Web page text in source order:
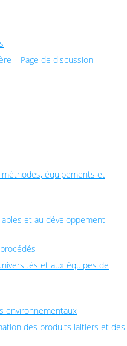
– Page de discussion
méthodes, équipements et
et au développement
et aux équipes de
environnementaux
des produits laitiers et des